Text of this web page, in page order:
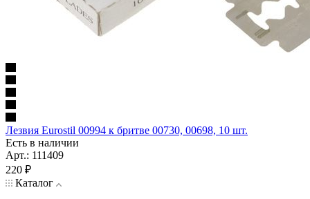
Лезвия Eurostil 00994 к бритве 00730, 00698, 10 шт.
Есть в наличии
Арт.: 111409
220 ₽
Каталог